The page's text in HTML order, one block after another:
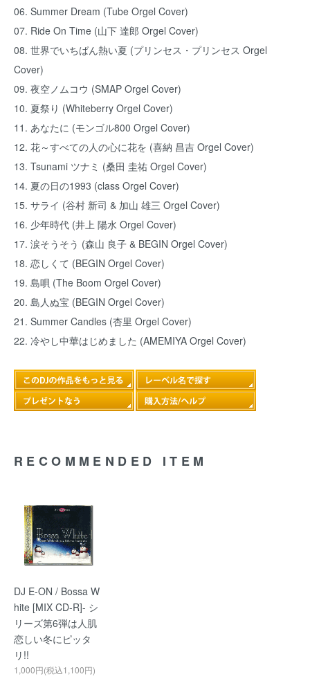
06. Summer Dream (Tube Orgel Cover)
07. Ride On Time (山下 達郎 Orgel Cover)
08. 世界でいちばん熱い夏 (プリンセス・プリンセス Orgel
Cover)
09. 夜空ノムコウ (SMAP Orgel Cover)
10. 夏祭り (Whiteberry Orgel Cover)
11. あなたに (モンゴル800 Orgel Cover)
12. 花～すべての人の心に花を (喜納 昌吉 Orgel Cover)
13. Tsunami ツナミ (桑田 圭祐 Orgel Cover)
14. 夏の日の1993 (class Orgel Cover)
15. サライ (谷村 新司 & 加山 雄三 Orgel Cover)
16. 少年時代 (井上 陽水 Orgel Cover)
17. 涙そうそう (森山 良子 & BEGIN Orgel Cover)
18. 恋しくて (BEGIN Orgel Cover)
19. 島唄 (The Boom Orgel Cover)
20. 島人ぬ宝 (BEGIN Orgel Cover)
21. Summer Candles (杏里 Orgel Cover)
22. 冷やし中華はじめました (AMEMIYA Orgel Cover)
RECOMMENDED ITEM
DJ E-ON / Bossa W
hite [MIX CD-R]- シ
リーズ第6弾は人肌
恋しい冬にピッタ
リ!!
1,000円(税込1,100円)